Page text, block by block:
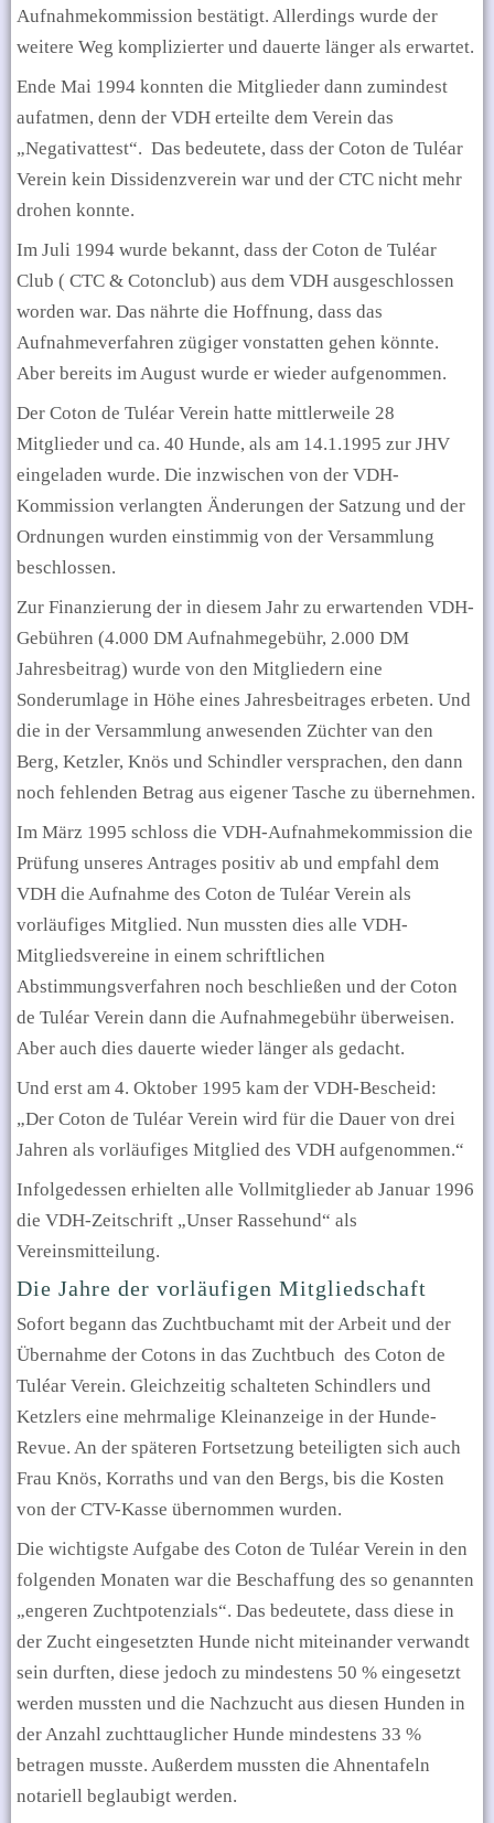
Aufnahmekommission bestätigt. Allerdings wurde der
weitere Weg komplizierter und dauerte länger als erwartet.
Ende Mai 1994 konnten die Mitglieder dann zumindest
aufatmen, denn der VDH erteilte dem Verein das
„Negativattest“. Das bedeutete, dass der Coton de Tuléar
Verein kein Dissidenzverein war und der CTC nicht mehr
drohen konnte.
Im Juli 1994 wurde bekannt, dass der Coton de Tuléar
Club ( CTC & Cotonclub) aus dem VDH ausgeschlossen
worden war. Das nährte die Hoffnung, dass das
Aufnahmeverfahren zügiger vonstatten gehen könnte.
Aber bereits im August wurde er wieder aufgenommen.
Der Coton de Tuléar Verein hatte mittlerweile 28
Mitglieder und ca. 40 Hunde, als am 14.1.1995 zur JHV
eingeladen wurde. Die inzwischen von der VDH-
Kommission verlangten Änderungen der Satzung und der
Ordnungen wurden einstimmig von der Versammlung
beschlossen.
Zur Finanzierung der in diesem Jahr zu erwartenden VDH-
Gebühren (4.000 DM Aufnahmegebühr, 2.000 DM
Jahresbeitrag) wurde von den Mitgliedern eine
Sonderumlage in Höhe eines Jahresbeitrages erbeten. Und
die in der Versammlung anwesenden Züchter van den
Berg, Ketzler, Knös und Schindler versprachen, den dann
noch fehlenden Betrag aus eigener Tasche zu übernehmen.
Im März 1995 schloss die VDH-Aufnahmekommission die
Prüfung unseres Antrages positiv ab und empfahl dem
VDH die Aufnahme des Coton de Tuléar Verein als
vorläufiges Mitglied. Nun mussten dies alle VDH-
Mitgliedsvereine in einem schriftlichen
Abstimmungsverfahren noch beschließen und der Coton
de Tuléar Verein dann die Aufnahmegebühr überweisen.
Aber auch dies dauerte wieder länger als gedacht.
Und erst am 4. Oktober 1995 kam der VDH-Bescheid:
„Der Coton de Tuléar Verein wird für die Dauer von drei
Jahren als vorläufiges Mitglied des VDH aufgenommen.“
Infolgedessen erhielten alle Vollmitglieder ab Januar 1996
die VDH-Zeitschrift „Unser Rassehund“ als
Vereinsmitteilung.
Die Jahre der vorläufigen Mitgliedschaft
Sofort begann das Zuchtbuchamt mit der Arbeit und der
Übernahme der Cotons in das Zuchtbuch des Coton de
Tuléar Verein. Gleichzeitig schalteten Schindlers und
Ketzlers eine mehrmalige Kleinanzeige in der Hunde-
Revue. An der späteren Fortsetzung beteiligten sich auch
Frau Knös, Korraths und van den Bergs, bis die Kosten
von der CTV-Kasse übernommen wurden.
Die wichtigste Aufgabe des Coton de Tuléar Verein in den
folgenden Monaten war die Beschaffung des so genannten
„engeren Zuchtpotenzials“. Das bedeutete, dass diese in
der Zucht eingesetzten Hunde nicht miteinander verwandt
sein durften, diese jedoch zu mindestens 50 % eingesetzt
werden mussten und die Nachzucht aus diesen Hunden in
der Anzahl zuchttauglicher Hunde mindestens 33 %
betragen musste. Außerdem mussten die Ahnentafeln
notariell beglaubigt werden.